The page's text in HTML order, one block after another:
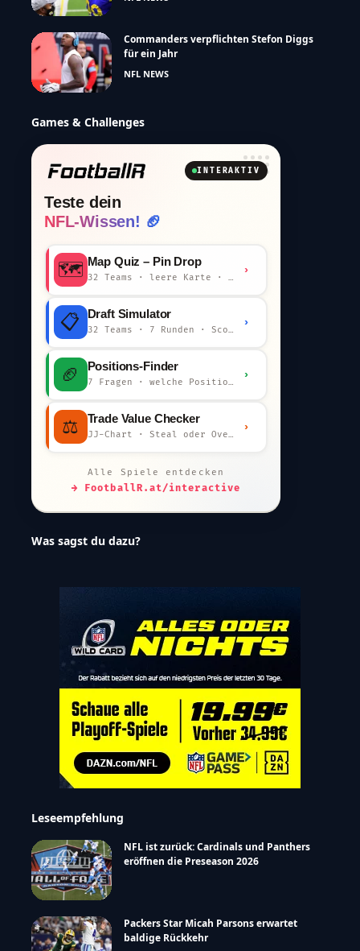
Commanders verpflichten Stefon Diggs
für ein Jahr
NFL NEWS
Games & Challenges
INTERAKTIV
Teste dein
NFL-Wissen! 🏈
🗺️ Map Quiz – Pin Drop
32 Teams · leere Karte · km-Wertung
›
📋 Draft Simulator
32 Teams · 7 Runden · Scout-Kommentar
›
🏈 Positions-Finder
7 Fragen · welche Position bist du?
›
⚖️ Trade Value Checker
JJ-Chart · Steal oder Overpay?
›
Alle Spiele entdecken
→ FootballR.at/interactive
Was sagst du dazu?
Leseempfehlung
NFL ist zurück: Cardinals und Panthers
eröffnen die Preseason 2026
Packers Star Micah Parsons erwartet
baldige Rückkehr